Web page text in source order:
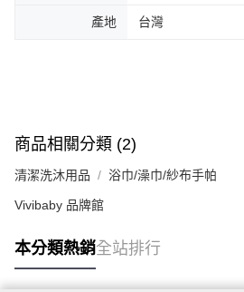
產地 台灣
商品相關分類 (2)
清潔洗沐用品 浴巾/澡巾/紗布手帕
Vivibaby 品牌館
本分類熱銷全站排行